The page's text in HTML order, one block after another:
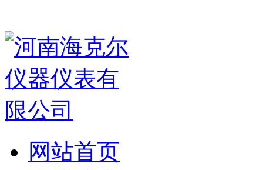
网站首页